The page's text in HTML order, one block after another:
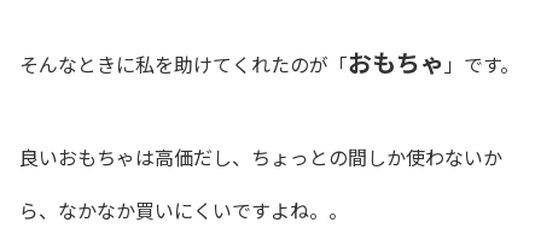
そんなときに私を助けてくれたのが「おもちゃ 」です。
良いおもちゃは高価だし、ちょっとの間しか使わないか
ら、なかなか買いにくいですよね。。